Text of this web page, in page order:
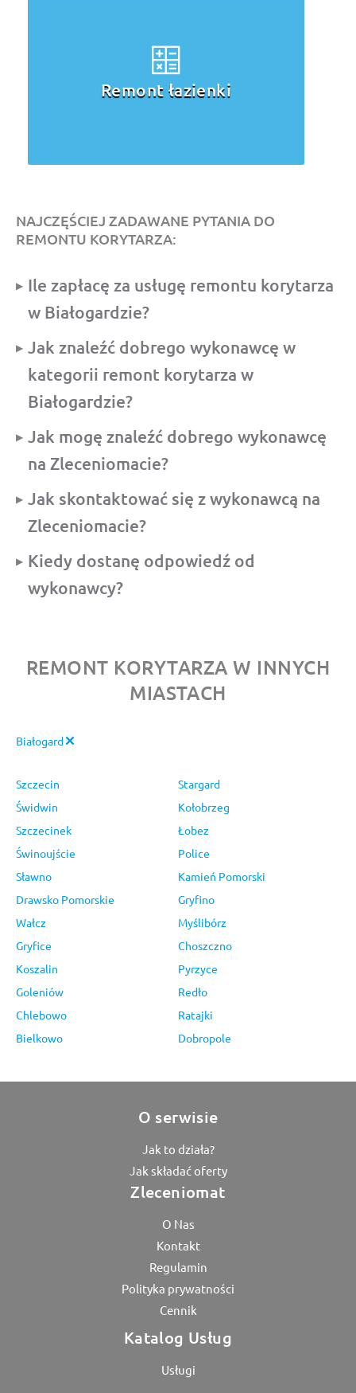
Remont łazienki
NAJCZĘŚCIEJ ZADAWANE PYTANIA DO
REMONTU KORYTARZA:
Ile zapłacę za usługę remontu korytarza
w Białogardzie?
Jak znaleźć dobrego wykonawcę w
kategorii remont korytarza w
Białogardzie?
Jak mogę znaleźć dobrego wykonawcę
na Zleceniomacie?
Jak skontaktować się z wykonawcą na
Zleceniomacie?
Kiedy dostanę odpowiedź od
wykonawcy?
REMONT KORYTARZA W INNYCH
MIASTACH
Białogard
Szczecin
Stargard
Świdwin
Kołobrzeg
Szczecinek
Łobez
Świnoujście
Police
Sławno
Kamień Pomorski
Drawsko Pomorskie
Gryfino
Wałcz
Myślibórz
Gryfice
Choszczno
Koszalin
Pyrzyce
Goleniów
Redło
Chlebowo
Ratajki
Bielkowo
Dobropole
O serwisie
Jak to działa?
Jak składać oferty
Zleceniomat
O Nas
Kontakt
Regulamin
Polityka prywatności
Cennik
Katalog Usług
Usługi